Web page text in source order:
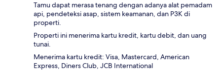
Tamu dapat merasa tenang dengan adanya alat pemadam
api, pendeteksi asap, sistem keamanan, dan P3K di
properti.
Properti ini menerima kartu kredit, kartu debit, dan uang
tunai.
Menerima kartu kredit: Visa, Mastercard, American
Express, Diners Club, JCB International